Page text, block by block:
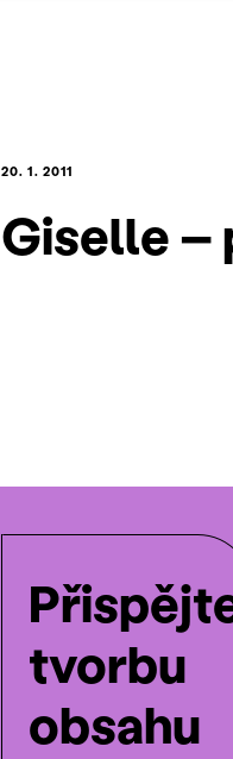
20. 1. 2011
Giselle –
tvorbu
obsahu